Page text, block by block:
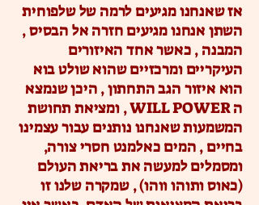
אז שאנחנו מגיעים לרמה של שלפוחית
השתן אנחנו מגיעים חזרה אל הבסיס ,
המבנה , כאשר אחד האיזורים
העיקריים ומרכזיים שהוא שולט בוא
הוא איזור הגב התחתון , היכן שנמצא
ה WILL POWER , ומציאת תחושת
המשמעות שאנחנו נותנים עבור עצמינו
בחיים , המים כאלמנט חסרי צורה,
ומסמלים למעשה את בריאת העולם
(כאוס ותוהו ווהו) , שמקרה שלנו זו